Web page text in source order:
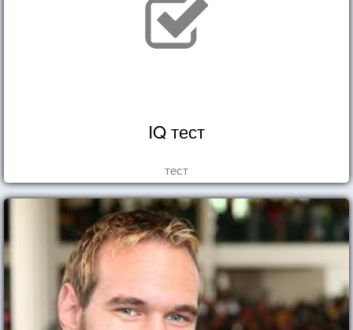
IQ тест
тест